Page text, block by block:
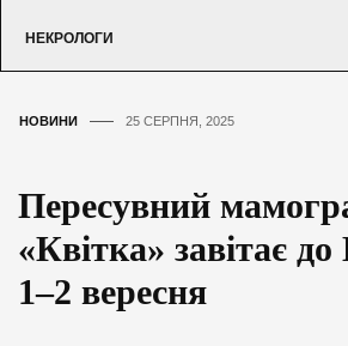
НЕКРОЛОГИ
НОВИНИ 25 СЕРПНЯ, 2025
Пересувний
«Квітка» завітає
1–2 вересня